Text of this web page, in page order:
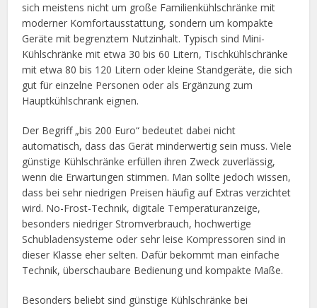
sich meistens nicht um große Familienkühlschränke mit
moderner Komfortausstattung, sondern um kompakte
Geräte mit begrenztem Nutzinhalt. Typisch sind Mini-
Kühlschränke mit etwa 30 bis 60 Litern, Tischkühlschränke
mit etwa 80 bis 120 Litern oder kleine Standgeräte, die sich
gut für einzelne Personen oder als Ergänzung zum
Hauptkühlschrank eignen.
Der Begriff „bis 200 Euro“ bedeutet dabei nicht
automatisch, dass das Gerät minderwertig sein muss. Viele
günstige Kühlschränke erfüllen ihren Zweck zuverlässig,
wenn die Erwartungen stimmen. Man sollte jedoch wissen,
dass bei sehr niedrigen Preisen häufig auf Extras verzichtet
wird. No-Frost-Technik, digitale Temperaturanzeige,
besonders niedriger Stromverbrauch, hochwertige
Schubladensysteme oder sehr leise Kompressoren sind in
dieser Klasse eher selten. Dafür bekommt man einfache
Technik, überschaubare Bedienung und kompakte Maße.
Besonders beliebt sind günstige Kühlschränke bei